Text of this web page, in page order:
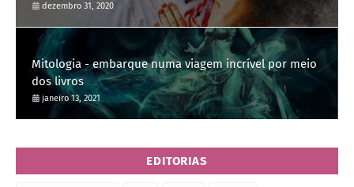
dezembro 31, 2020
Mitologia - embarque numa viagem incrível por meio
dos livros
janeiro 13, 2021
EDITORIAS